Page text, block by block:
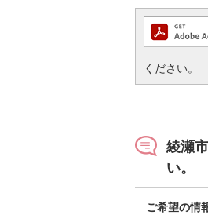
ください。
綾瀬
い。
ご希望の情